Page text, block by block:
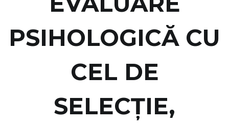
PSIHOLOGICĂ CU
CEL DE
SELECŢIE,